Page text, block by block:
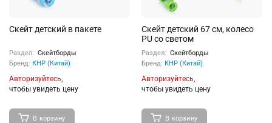
Скейт детский в пакете
Раздел: Скейтборды
Бренд: КНР (Китай)
Авторизуйтесь,
чтобы увидеть цену
В корзину
Скейт детский 67 см, колесо
PU со светом
Раздел: Скейтборды
Бренд: КНР (Китай)
Авторизуйтесь,
чтобы увидеть цену
В корзину